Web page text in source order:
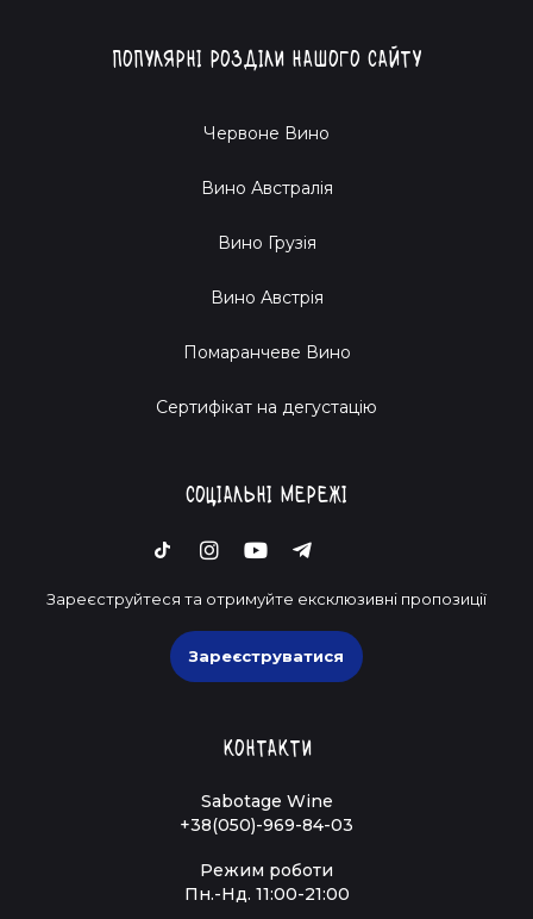
Популярні розділи нашого сайту
Червоне Вино
Вино Австралія
Вино Грузія
Вино Австрія
Помаранчеве Вино
Cертифікат на дегустацію
Соціальні мережі
Зареєструйтеся та отримуйте ексклюзивні пропозиції
Зареєструватися
Контакти
Sabotage Wine
+38(050)-969-84-03
Режим роботи
Пн.-Нд. 11:00-21:00